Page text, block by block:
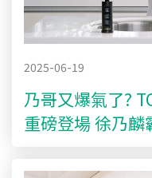
2025-06-19
乃哥又爆氣了?
重磅登場 徐乃麟